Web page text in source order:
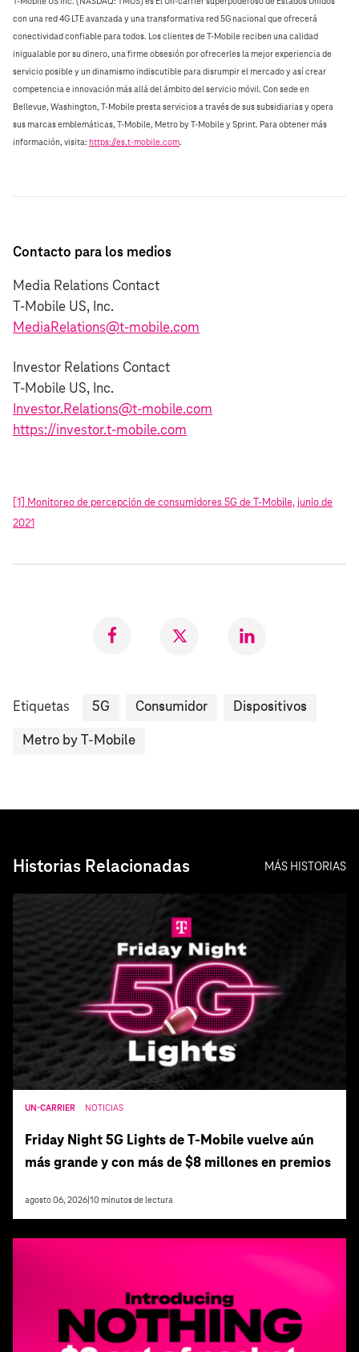
con una red 4G LTE avanzada y una transformativa red 5G nacional que ofrecerá
conectividad confiable para todos. Los clientes de T‑Mobile reciben una calidad
inigualable por su dinero, una firme obsesión por ofrecerles la mejor experiencia de
servicio posible y un dinamismo indiscutible para disrumpir el mercado y así crear
competencia e innovación más allá del ámbito del servicio móvil. Con sede en
Bellevue, Washington, T‑Mobile presta servicios a través de sus subsidiarias y opera
sus marcas emblemáticas, T‑Mobile, Metro by T‑Mobile y Sprint. Para obtener más
información, visita: https://es.t‑mobile.com.
Contacto para los medios
Media Relations Contact
T-Mobile US, Inc.
MediaRelations@t-mobile.com
Investor Relations Contact
T-Mobile US, Inc.
Investor.Relations@t-mobile.com
https://investor.t‑mobile.com
[1] Monitoreo de percepción de consumidores 5G de T‑Mobile, junio de
2021
Compartir
Compartir
Compartr
Etiquetas
5G Consumidor Dispositivos
Metro by T-Mobile
Historias Relacionadas MÁS HISTORIAS
UN-CARRIER NOTICIAS
Friday Night 5G Lights de T‑Mobile vuelve aún
más grande y con más de $8 millones en premios
agosto 06, 2026 10 minutos de lectura